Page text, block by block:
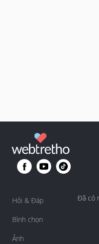
Hỏi & Đáp
Bình chọn
Ảnh
Đã có